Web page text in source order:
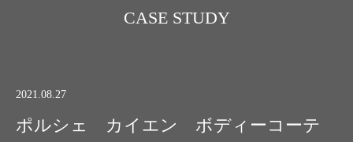
CASE STUDY
2021.08.27
ポルシェ カイエン ボディーコーテ